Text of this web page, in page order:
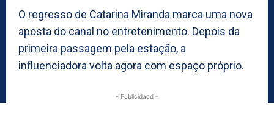
O regresso de Catarina Miranda marca uma nova
aposta do canal no entretenimento. Depois da
primeira passagem pela estação, a
influenciadora volta agora com espaço próprio.
- Publicidaed -